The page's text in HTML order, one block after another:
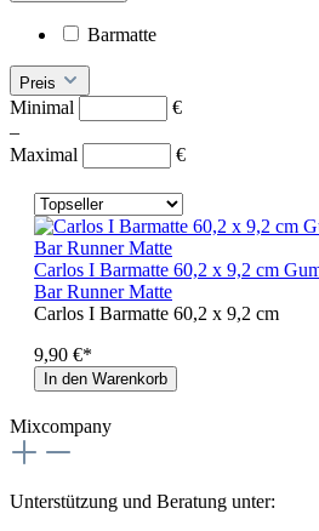
Barmatte
Preis
Minimal
€
–
Maximal
€
Carlos I Barmatte 60,2 x 9,2 cm
Bar Runner Matte
Carlos I Barmatte 60,2 x 9,2 cm
9,90 €*
In den Warenkorb
Mixcompany
Unterstützung und Beratung unter: